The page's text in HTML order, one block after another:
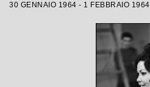
30 GENNAIO 1964 - 1 FEBBRAIO 1964